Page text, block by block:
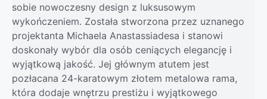
sobie nowoczesny design z luksusowym
wykończeniem. Została stworzona przez uznanego
projektanta Michaela Anastassiadesa i stanowi
doskonały wybór dla osób ceniących elegancję i
wyjątkową jakość. Jej głównym atutem jest
pozłacana 24-karatowym złotem metalowa rama,
która dodaje wnętrzu prestiżu i wyjątkowego